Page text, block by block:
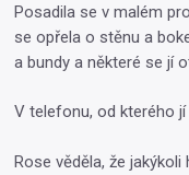
Posadila se v malém
se opřela o stěnu a
a bundy a některé se jí
V telefonu, od kterého
Rose věděla, že